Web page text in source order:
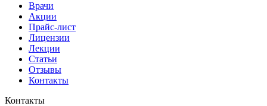
Врачи
Акции
Прайс-лист
Лицензии
Лекции
Статьи
Отзывы
Контакты
Контакты